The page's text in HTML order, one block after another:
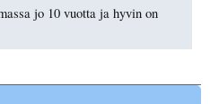
jo 10 vuotta ja hyvin on